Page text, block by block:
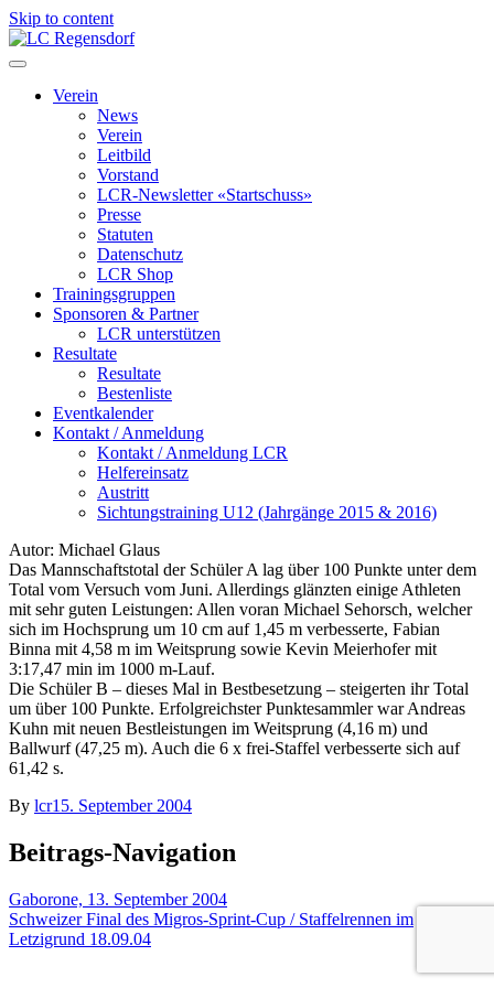
Skip to content
LC Regensdorf
Verein
News
Verein
Leitbild
Vorstand
LCR-Newsletter «Startschuss»
Presse
Statuten
Datenschutz
LCR Shop
Trainingsgruppen
Sponsoren & Partner
LCR unterstützen
Resultate
Resultate
Bestenliste
Eventkalender
Kontakt / Anmeldung
Kontakt / Anmeldung LCR
Helfereinsatz
Austritt
Sichtungstraining U12 (Jahrgänge 2015 & 2016)
Autor: Michael Glaus
Das Mannschaftstotal der Schüler A lag über 100 Punkte unter dem
Total vom Versuch vom Juni. Allerdings glänzten einige Athleten
mit sehr guten Leistungen: Allen voran Michael Sehorsch, welcher
sich im Hochsprung um 10 cm auf 1,45 m verbesserte, Fabian
Binna mit 4,58 m im Weitsprung sowie Kevin Meierhofer mit
3:17,47 min im 1000 m-Lauf.
Die Schüler B – dieses Mal in Bestbesetzung – steigerten ihr Total
um über 100 Punkte. Erfolgreichster Punktesammler war Andreas
Kuhn mit neuen Bestleistungen im Weitsprung (4,16 m) und
Ballwurf (47,25 m). Auch die 6 x frei-Staffel verbesserte sich auf
61,42 s.
By lcr15. September 2004
Beitrags-Navigation
Gaborone, 13. September 2004
Schweizer Final des Migros-Sprint-Cup / Staffelrennen im
Letzigrund 18.09.04